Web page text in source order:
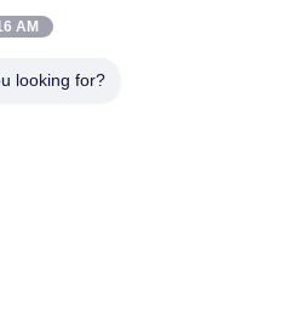
mannelijke pin print circuit
AM
looking for?